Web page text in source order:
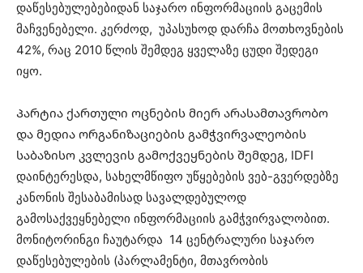
დაწესებულებებიდან საჯარო ინფორმაციის გაცემის
მაჩვენებელი. კერძოდ, უპასუხოდ დარჩა მოთხოვნების
42%, რაც 2010 წლის შემდეგ ყველაზე ცუდი შედეგი
იყო.
Პარტია ქართული ოცნების მიერ არასამთავრობო
და მედია ორგანიზაციების გამჭვირვალეობის
საბაზისო კვლევის გამოქვეყნების შემდეგ, IDFI
დაინტერესდა, სახელმწიფო უწყებების ვებ-გვერდებზე
კანონის შესაბამისად სავალდებულოდ
გამოსაქვეყნებელი ინფორმაციის გამჭვირვალობით.
მონიტორინგი ჩაუტარდა 14 ცენტრალური საჯარო
დაწესებულების (პარლამენტი, მთავრობის